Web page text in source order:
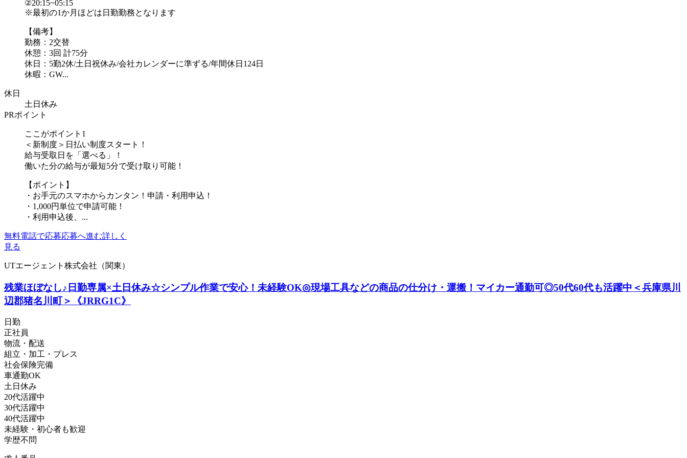
②20:15~05:15
※最初の1か月ほどは日勤勤務となります
【備考】
勤務：2交替
休憩：3回 計75分
休日：5勤2休/土日祝休み/会社カレンダーに準ずる/年間休日124日
休暇：GW...
休日
土日休み
PRポイント
ここがポイント1
＜新制度＞日払い制度スタート！
給与受取日を「選べる」！
働いた分の給与が最短5分で受け取り可能！
【ポイント】
・お手元のスマホからカンタン！申請・利用申込！
・1,000円単位で申請可能！
・利用申込後、...
無料電話で応募応募へ進む詳しく
見る
UTエージェント株式会社（関東）
残業ほぼなし♪日勤専属×土日休み☆シンプル作業で安心！未経験OK◎現場工具などの商品の仕分け・運搬！マイカー通勤可◎50代60代も活躍中＜兵庫県川
辺郡猪名川町＞《JRRG1C》
日勤
正社員
物流・配送
組立・加工・プレス
社会保険完備
車通勤OK
土日休み
20代活躍中
30代活躍中
40代活躍中
未経験・初心者も歓迎
学歴不問